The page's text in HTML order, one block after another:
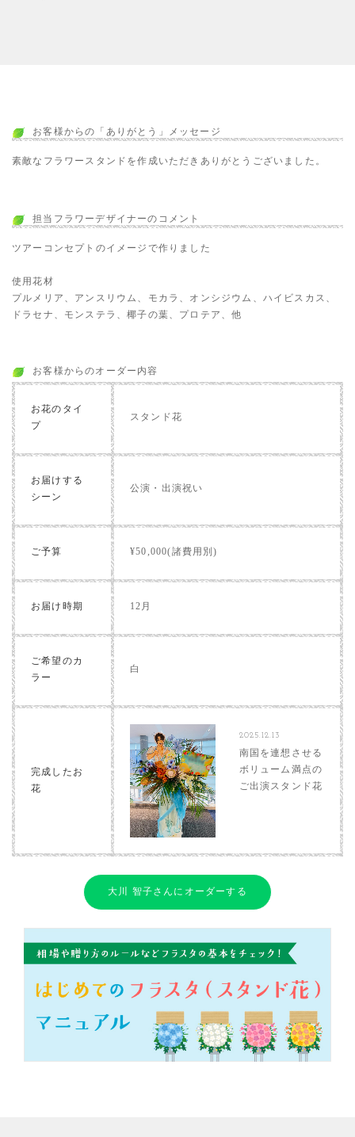
お客様からの「ありがとう」メッセージ
素敵なフラワースタンドを作成いただきありがとうございました。
担当フラワーデザイナーのコメント
ツアーコンセプトのイメージで作りました
使用花材
プルメリア、アンスリウム、モカラ、オンシジウム、ハイビスカス、
ドラセナ、モンステラ、椰子の葉、プロテア、他
お客様からのオーダー内容
お花のタイ
プ
スタンド花
お届けする
シーン
公演・出演祝い
ご予算 ¥50,000(諸費用別)
お届け時期 12月
ご希望のカ
ラー
白
完成したお
花
2025.12.13
南国を連想させる
ボリューム満点の
ご出演スタンド花
大川 智子さんにオーダーする